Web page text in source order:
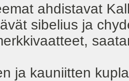
ahdistavat
sibelius ja
ja kauniitten